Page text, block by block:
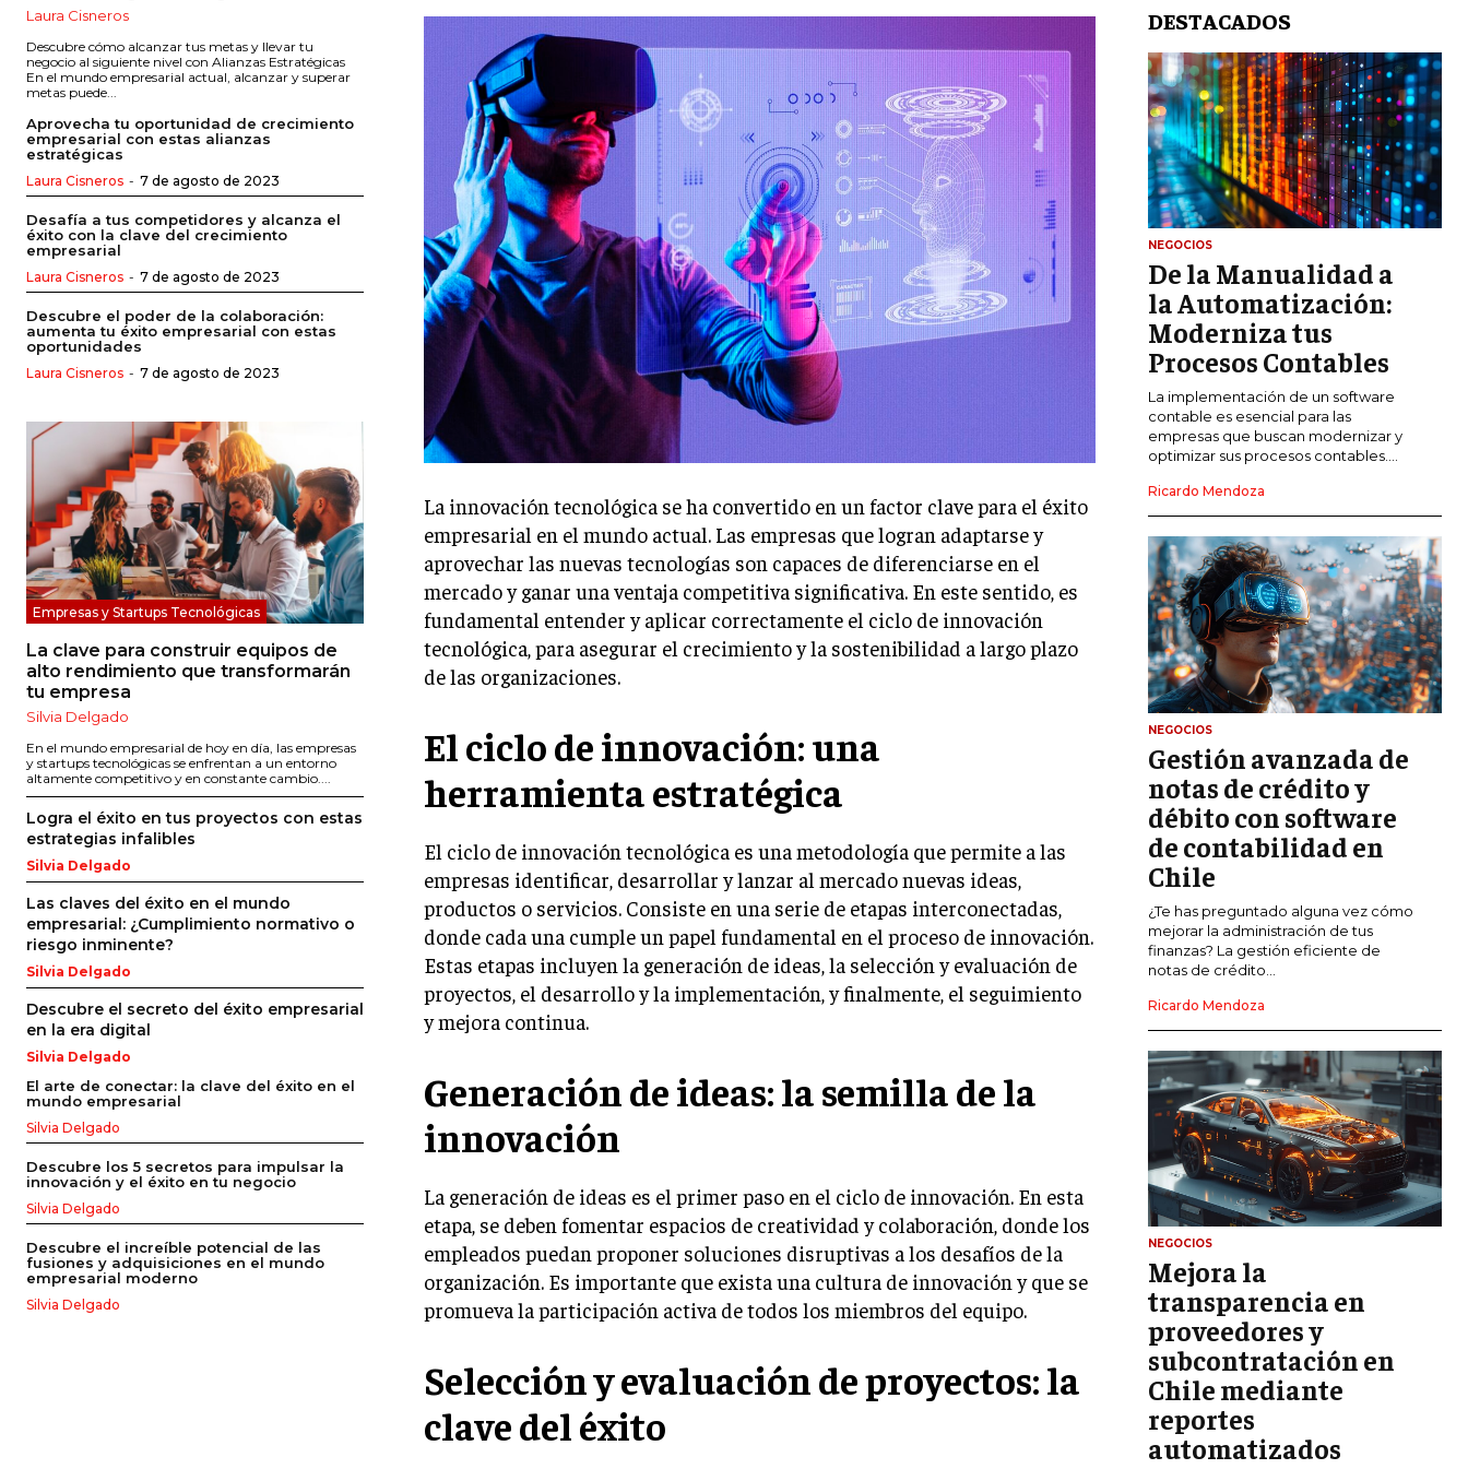
LIFESTYLE
MARKETING
ESTRATEGIAS DE MARKETING
AGENCIAS DE POSICIONAMIENTO WEB
SEO
VENTA DE ENLACES
MARKETING DIGITAL
PUBLICIDAD
VENTAS Y PERSUASIÓN
GESTIÓN DE PRODUCTOS
COMUNICACIÓN CORPORATIVA
GESTIÓN DE MARCA
INVESTIGACIÓN DE MERCADO
ANÁLISIS DE COMPETENCIA
GESTIÓN DE CLIENTES
EMPRENDIMIENTO
INNOVACIÓN EMPRESARIAL
GESTIÓN DEL CAMBIO
LIDERAZGO
EMPRENDIMIENTO
PLANIFICACIÓN EMPRESARIAL
FINANZAS
FINANZAS Y CONTABILIDAD
GESTIÓN DE RECURSOS FINANCIEROS
INVERSIONES Y MERCADOS FINANCIEROS
CONTABILIDAD EMPRESARIAL
ECONOMÍA EMPRESARIAL
INTERNACIONAL
NEGOCIOS INTERNACIONALES
Laura Cisneros
Descubre cómo alcanzar tus metas y llevar tu
negocio al siguiente nivel con Alianzas Estratégicas
En el mundo empresarial actual, alcanzar y superar
metas puede...
Aprovecha tu oportunidad de crecimiento
empresarial con estas alianzas
estratégicas
Laura Cisneros - 7 de agosto de 2023
Desafía a tus competidores y alcanza el
éxito con la clave del crecimiento
empresarial
Laura Cisneros - 7 de agosto de 2023
Descubre el poder de la colaboración:
aumenta tu éxito empresarial con estas
oportunidades
Laura Cisneros - 7 de agosto de 2023
Empresas y Startups Tecnológicas
La clave para construir equipos de
alto rendimiento que transformarán
tu empresa
Silvia Delgado
En el mundo empresarial de hoy en día, las empresas
y startups tecnológicas se enfrentan a un entorno
altamente competitivo y en constante cambio....
Logra el éxito en tus proyectos con estas
estrategias infalibles
Silvia Delgado
Las claves del éxito en el mundo
empresarial: ¿Cumplimiento normativo o
riesgo inminente?
Silvia Delgado
Descubre el secreto del éxito empresarial
en la era digital
Silvia Delgado
El arte de conectar: la clave del éxito en el
mundo empresarial
Silvia Delgado
Descubre los 5 secretos para impulsar la
innovación y el éxito en tu negocio
Silvia Delgado
Descubre el increíble potencial de las
fusiones y adquisiciones en el mundo
empresarial moderno
Silvia Delgado
La innovación tecnológica se ha convertido en un factor clave para el éxito
empresarial en el mundo actual. Las empresas que logran adaptarse y
aprovechar las nuevas tecnologías son capaces de diferenciarse en el
mercado y ganar una ventaja competitiva significativa. En este sentido, es
fundamental entender y aplicar correctamente el ciclo de innovación
tecnológica, para asegurar el crecimiento y la sostenibilidad a largo plazo
de las organizaciones.
El ciclo de innovación: una
herramienta estratégica
El ciclo de innovación tecnológica es una metodología que permite a las
empresas identificar, desarrollar y lanzar al mercado nuevas ideas,
productos o servicios. Consiste en una serie de etapas interconectadas,
donde cada una cumple un papel fundamental en el proceso de innovación.
Estas etapas incluyen la generación de ideas, la selección y evaluación de
proyectos, el desarrollo y la implementación, y finalmente, el seguimiento
y mejora continua.
Generación de ideas: la semilla de la
innovación
La generación de ideas es el primer paso en el ciclo de innovación. En esta
etapa, se deben fomentar espacios de creatividad y colaboración, donde los
empleados puedan proponer soluciones disruptivas a los desafíos de la
organización. Es importante que exista una cultura de innovación y que se
promueva la participación activa de todos los miembros del equipo.
Selección y evaluación de proyectos: la
clave del éxito
DESTACADOS
NEGOCIOS
De la Manualidad a
la Automatización:
Moderniza tus
Procesos Contables
La implementación de un software
contable es esencial para las
empresas que buscan modernizar y
optimizar sus procesos contables....
Ricardo Mendoza
NEGOCIOS
Gestión avanzada de
notas de crédito y
débito con software
de contabilidad en
Chile
¿Te has preguntado alguna vez cómo
mejorar la administración de tus
finanzas? La gestión eficiente de
notas de crédito...
Ricardo Mendoza
NEGOCIOS
Mejora la
transparencia en
proveedores y
subcontratación en
Chile mediante
reportes
automatizados